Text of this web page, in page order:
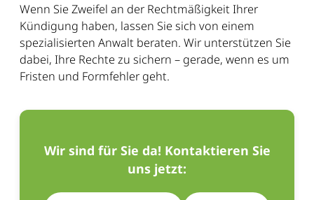
Wenn Sie Zweifel an der Rechtmäßigkeit Ihrer
Kündigung haben, lassen Sie sich von einem
spezialisierten Anwalt beraten. Wir unterstützen Sie
dabei, Ihre Rechte zu sichern – gerade, wenn es um
Fristen und Formfehler geht.
Wir sind für Sie da! Kontaktieren Sie
uns jetzt: